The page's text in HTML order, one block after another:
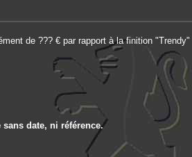
de ??? € par rapport à la finition
date, ni référence.